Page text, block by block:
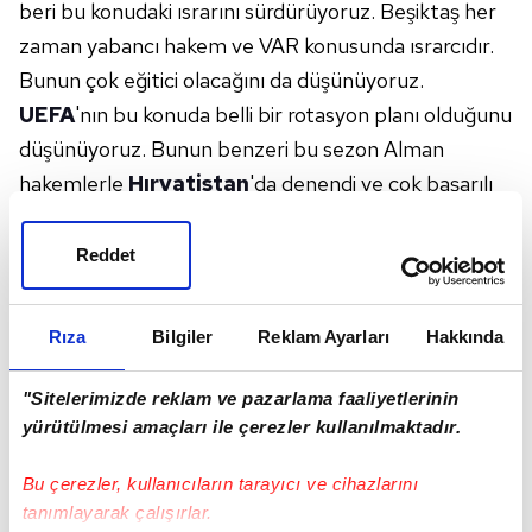
Rıza Bilgiler Reklam Ayarları Hakkında
"Sitelerimizde reklam ve pazarlama faaliyetlerinin
yürütülmesi amaçları ile çerezler kullanılmaktadır.
Bu çerezler, kullanıcıların tarayıcı ve cihazlarını
tanımlayarak çalışırlar.
Reddet
beri bu konudaki ısrarını sürdürüyoruz. Beşiktaş her
zaman yabancı hakem ve VAR konusunda ısrarcıdır.
Bunun çok eğitici olacağını da düşünüyoruz.
UEFA'nın bu konuda belli bir rotasyon planı olduğunu
düşünüyoruz. Bunun benzeri bu sezon Alman
hakemlerle Hırvatistan'da denendi ve çok başarılı
sonuçlar verdi. Bu tartışmaların bitmesi lazım. Halk
bundan sıkıldı. Son 4 ayda Türk spor tarihinde ender
rastlanan çok büyük sıkıntılar yaşandı."
Hasan Arat, 18 Temmuz olarak açıklanan TFF
seçimlerinin öne alınmasını istediklerini dile getirdi.
Türk futbolundaki sorunlara değinen Arat, "TFF
yapılması düşüncesindeyiz. Bunun için bütün